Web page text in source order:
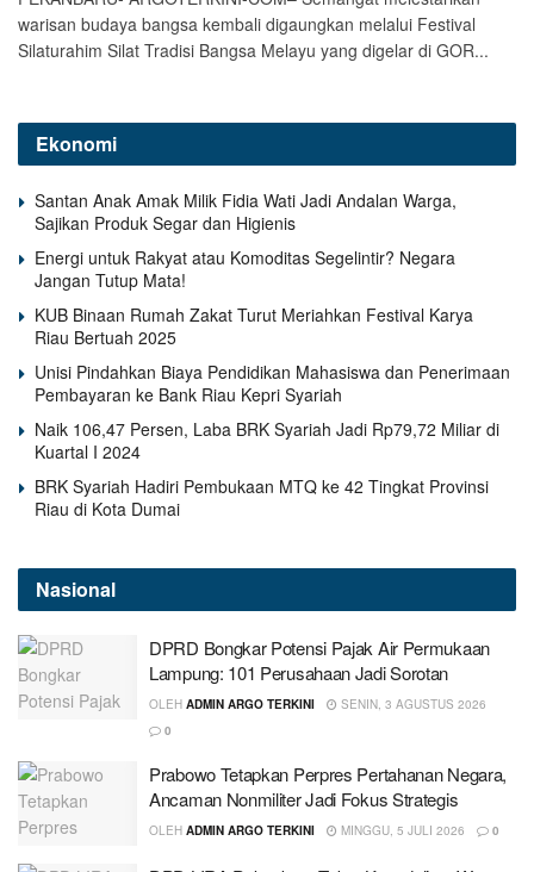
warisan budaya bangsa kembali digaungkan melalui Festival
Silaturahim Silat Tradisi Bangsa Melayu yang digelar di GOR...
Ekonomi
Santan Anak Amak Milik Fidia Wati Jadi Andalan Warga,
Sajikan Produk Segar dan Higienis
Energi untuk Rakyat atau Komoditas Segelintir? Negara
Jangan Tutup Mata!
KUB Binaan Rumah Zakat Turut Meriahkan Festival Karya
Riau Bertuah 2025
Unisi Pindahkan Biaya Pendidikan Mahasiswa dan Penerimaan
Pembayaran ke Bank Riau Kepri Syariah
Naik 106,47 Persen, Laba BRK Syariah Jadi Rp79,72 Miliar di
Kuartal I 2024
BRK Syariah Hadiri Pembukaan MTQ ke 42 Tingkat Provinsi
Riau di Kota Dumai
Nasional
DPRD Bongkar Potensi Pajak Air Permukaan
Lampung: 101 Perusahaan Jadi Sorotan
OLEH ADMIN ARGO TERKINI
SENIN, 3 AGUSTUS 2026
0
Prabowo Tetapkan Perpres Pertahanan Negara,
Ancaman Nonmiliter Jadi Fokus Strategis
OLEH ADMIN ARGO TERKINI MINGGU, 5 JULI 2026 0